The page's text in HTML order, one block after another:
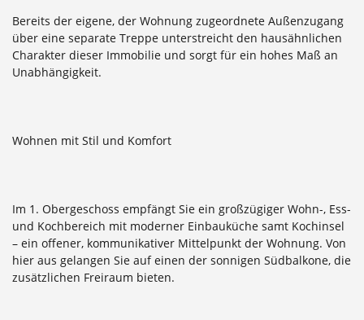
Bereits der eigene, der Wohnung zugeordnete Außenzugang
über eine separate Treppe unterstreicht den hausähnlichen
Charakter dieser Immobilie und sorgt für ein hohes Maß an
Unabhängigkeit.
Wohnen mit Stil und Komfort
Im 1. Obergeschoss empfängt Sie ein großzügiger Wohn-, Ess-
und Kochbereich mit moderner Einbauküche samt Kochinsel
– ein offener, kommunikativer Mittelpunkt der Wohnung. Von
hier aus gelangen Sie auf einen der sonnigen Südbalkone, die
zusätzlichen Freiraum bieten.